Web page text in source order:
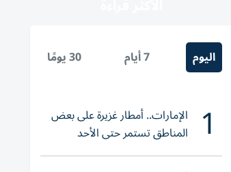
اليوم 7 أيام 30 يومًا
1 الإمارات.. أمطار غزيرة على بعض
المناطق تستمر حتى الأحد